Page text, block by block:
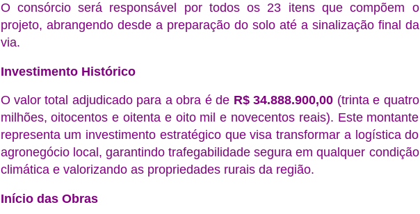
O consórcio será responsável por todos os 23 itens que compõem o
projeto, abrangendo desde a preparação do solo até a sinalização final da
via.
Investimento Histórico
O valor total adjudicado para a obra é de R$ 34.888.900,00 (trinta e quatro
milhões, oitocentos e oitenta e oito mil e novecentos reais). Este montante
representa um investimento estratégico que visa transformar a logística do
agronegócio local, garantindo trafegabilidade segura em qualquer condição
climática e valorizando as propriedades rurais da região.
Início das Obras